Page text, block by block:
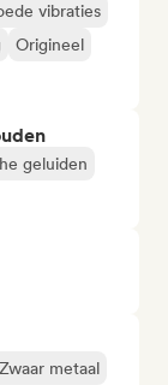
vibraties
Origineel
geluiden
metaal